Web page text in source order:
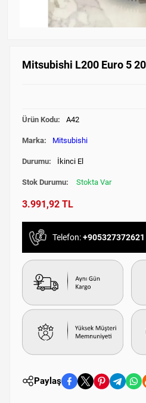
Mitsubishi L200 Euro 5
Ürün Kodu: A42
Marka: Mitsubishi
Durumu: İkinci El
Stok Durumu: Stokta Var
3.991,92 TL
Telefon:+905327372621
Paylaş